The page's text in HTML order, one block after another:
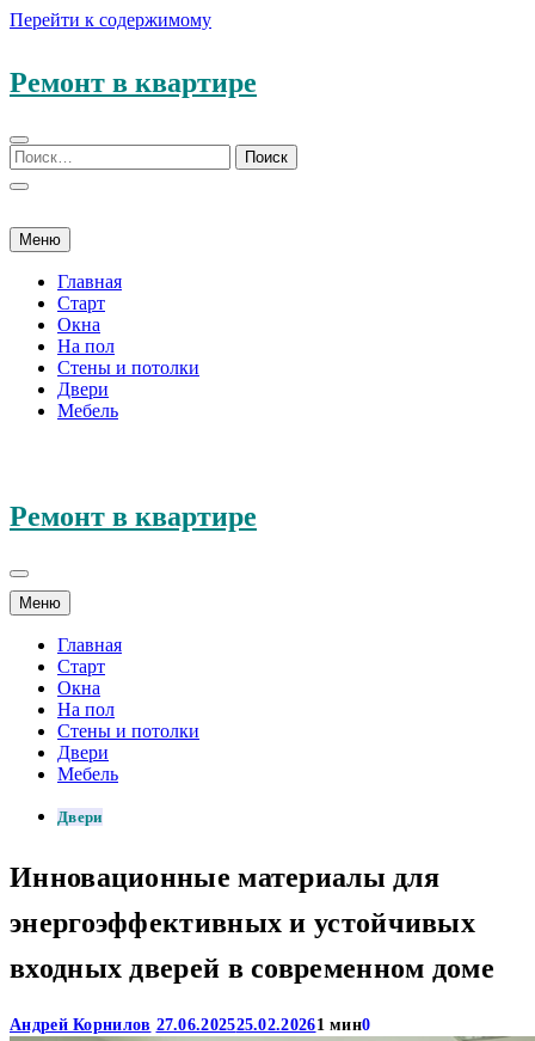
Перейти к содержимому
Ремонт в квартире
Меню
Главная
Старт
Окна
На пол
Стены и потолки
Двери
Мебель
Ремонт в квартире
Меню
Главная
Старт
Окна
На пол
Стены и потолки
Двери
Мебель
Двери
Инновационные материалы для
энергоэффективных и устойчивых
входных дверей в современном доме
Андрей Корнилов 27.06.202525.02.20261 мин0